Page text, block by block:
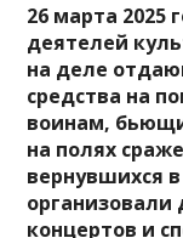
26 марта 2025
деятелей
на деле
средства на
воинам,
на полях
вернувшихся
организовали
концертов и